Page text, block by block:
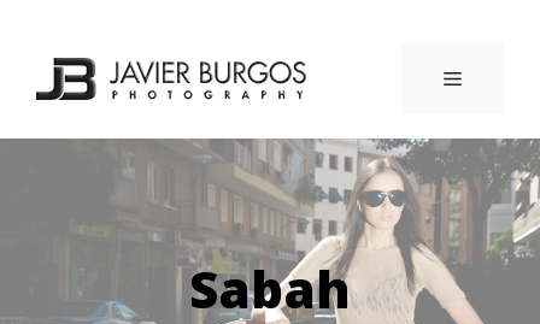
contenido
MENÚ
Sabah